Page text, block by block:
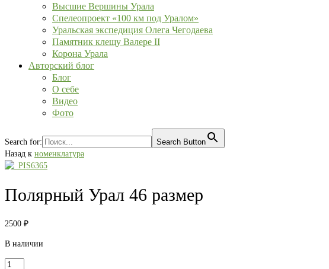
Высшие Вершины Урала
Спелеопроект «100 км под Уралом»
Уральская экспедиция Олега Чегодаева
Памятник клещу Валере II
Корона Урала
Авторский блог
Блог
О себе
Видео
Фото
Search for:
Search Button
Назад к номенклатура
Полярный Урал 46 размер
2500 ₽
В наличии
Количество